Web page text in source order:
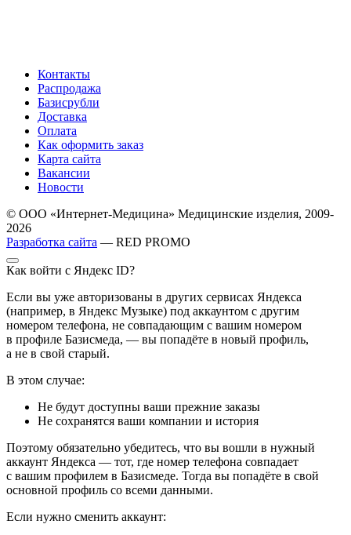
Контакты
Распродажа
Базисрубли
Доставка
Оплата
Как оформить заказ
Карта сайта
Вакансии
Новости
© ООО «Интернет-Медицина» Медицинские изделия, 2009-
2026
Разработка сайта — RED PROMO
Как войти с Яндекс ID?
Если вы уже авторизованы в других сервисах Яндекса
(например, в Яндекс Музыке) под аккаунтом с другим
номером телефона, не совпадающим с вашим номером
в профиле Базисмеда, — вы попадёте в новый профиль,
а не в свой старый.
В этом случае:
Не будут доступны ваши прежние заказы
Не сохранятся ваши компании и история
Поэтому обязательно убедитесь, что вы вошли в нужный
аккаунт Яндекса — тот, где номер телефона совпадает
с вашим профилем в Базисмеде. Тогда вы попадёте в свой
основной профиль со всеми данными.
Если нужно сменить аккаунт: